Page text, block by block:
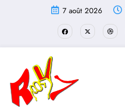
7 août 2026